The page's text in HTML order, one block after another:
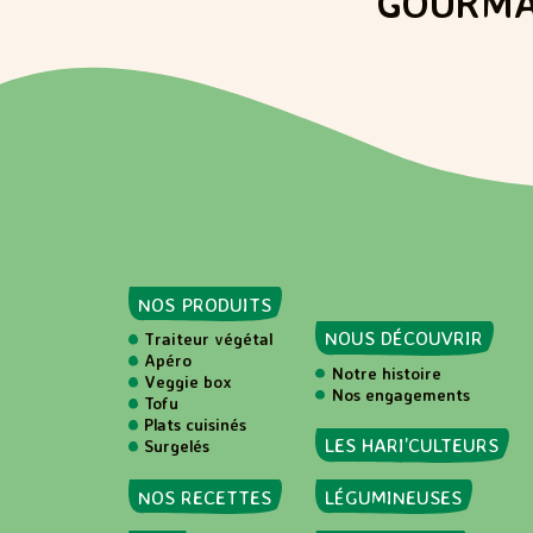
NOS PRODUITS
Traiteur végétal
Apéro
Veggie box
Tofu
Plats cuisinés
Surgelés
NOS RECETTES
NOUS DÉCOUVRIR
Notre histoire
Nos engagements
LES HARI’CULTEURS
LÉGUMINEUSES